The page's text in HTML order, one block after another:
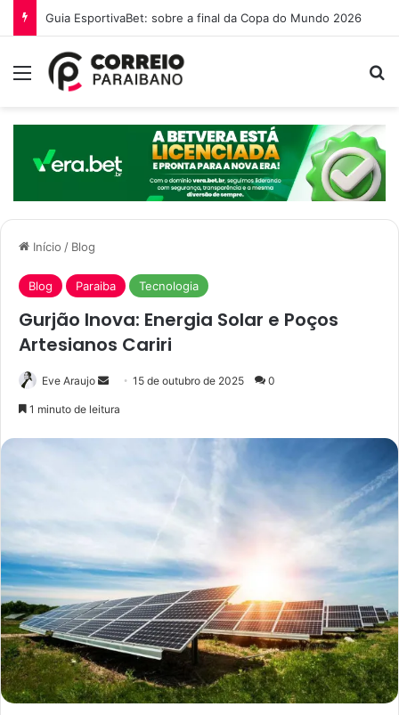
Guia EsportivaBet: sobre a final da Copa do Mundo 2026
Menu
Início / Blog
Blog Paraiba Tecnologia
Gurjão Inova: Energia Solar e Poços
Artesianos Cariri
Eve Araujo
Mande15 de outubro de 2025 0
1 minuto de leitura